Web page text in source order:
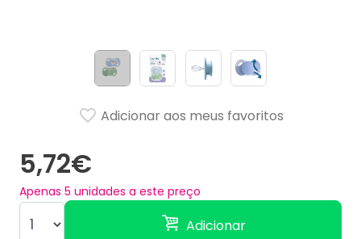
5,72€
Apenas 5 unidades a este preço
Adicionar
Adicionar aos meus favoritos